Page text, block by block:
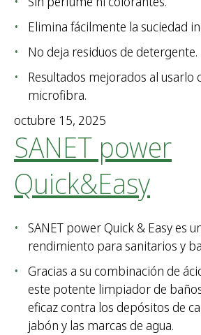
Elimina fácilmente la suciedad
No deja residuos de detergente.
Resultados mejorados al usarlo
microfibra.
octubre 15, 2025
SANET power
Quick&Easy
SANET power Quick & Easy es
rendimiento para sanitarios y
Gracias a su combinación de
este potente limpiador de
eficaz contra los depósitos de
jabón y las marcas de agua.